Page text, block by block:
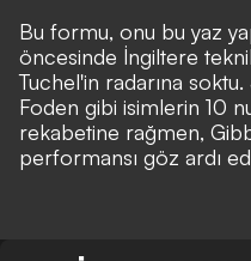
Bu formu, onu bu yaz
öncesinde İngiltere
Tuchel'in radarına
Foden gibi isimlerin 10
rekabetine rağmen,
performansı göz ardı